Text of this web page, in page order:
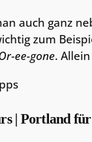
auch ganz
zum
ee-gone.
| Portland